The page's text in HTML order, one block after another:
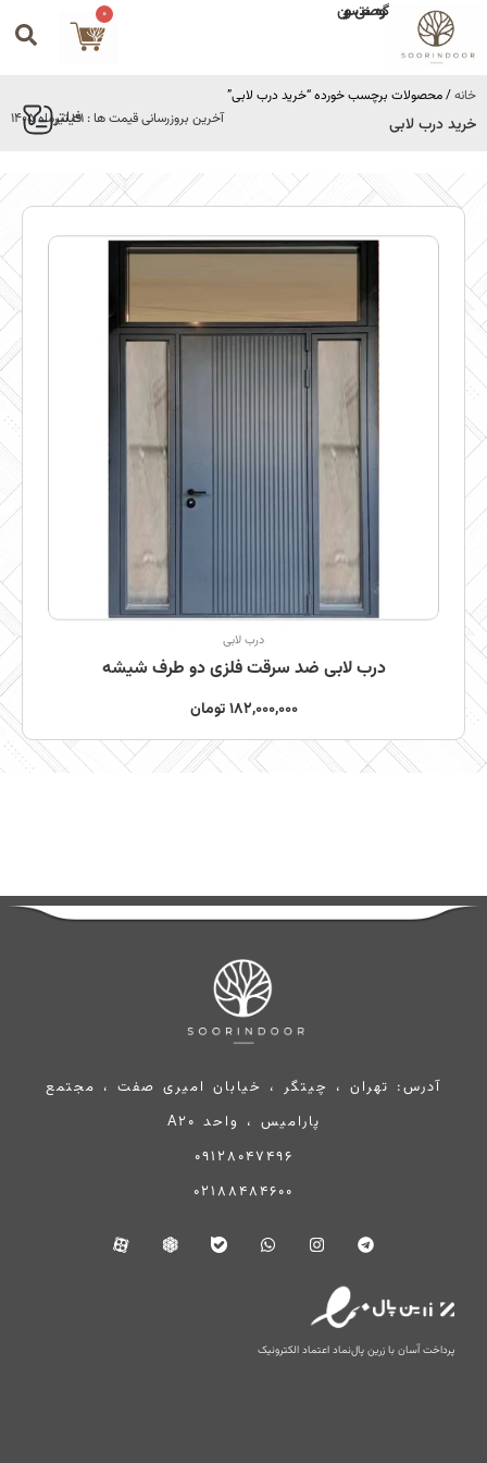
گروه صنعتی سورین 0
خانه/ محصولات برچسب خورده “خرید درب لابی”
فیلتر خرید درب لابی آخرین بروزرسانی قیمت ها : 31 تیرماه 1405
درب لابی
درب لابی ضد سرقت فلزی دو طرف شیشه
182,000,000 تومان
آدرس: تهران ، چیتگر ، خیابان امیری صفت ، مجتمع
پارامیس ، واحد A20
09128047496
02188484600
پرداخت آسان با زرین پالنماد اعتماد الکترونیک